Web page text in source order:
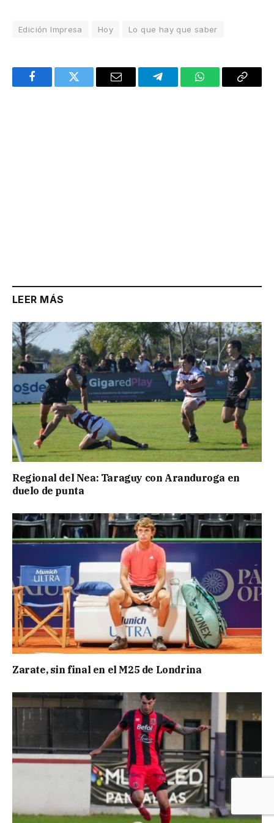
Edición Impresa Hoy Lo que hay que saber
FacebookTwitter Email TelegramWhatsAppCopy
LEER MÁS
Regional del Nea: Taraguy con Aranduroga en
duelo de punta
Zarate, sin final en el M25 de Londrina